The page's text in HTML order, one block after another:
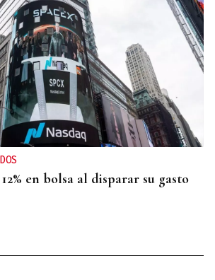
en bolsa al disparar su gasto